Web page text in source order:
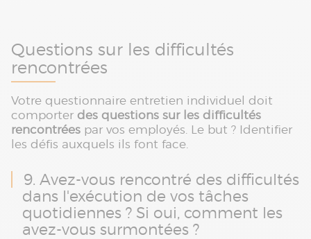
Questions sur les difficultés
rencontrées
Votre questionnaire entretien individuel doit
comporter des questions sur les difficultés
rencontrées par vos employés. Le but ? Identifier
les défis auxquels ils font face.
9. Avez-vous rencontré des difficultés
dans l'exécution de vos tâches
quotidiennes ? Si oui, comment les
avez-vous surmontées ?